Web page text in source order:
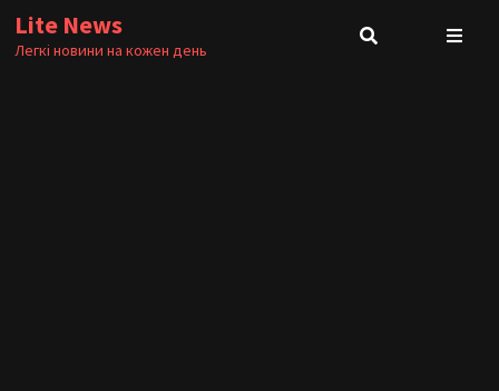
Skip
to
Lite News
Легкі новини на кожен день